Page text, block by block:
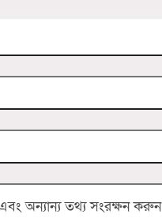
অন্যান্য তথ্য সংরক্ষন করুন